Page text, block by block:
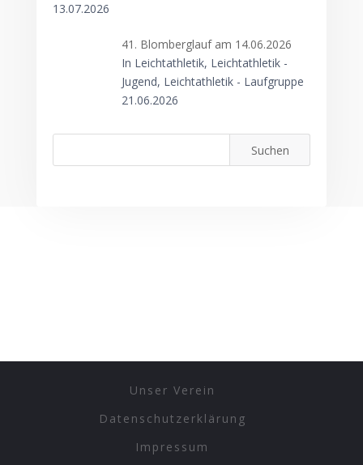
13.07.2026
41. Blomberglauf am 14.06.2026
In Leichtathletik, Leichtathletik -
Jugend, Leichtathletik - Laufgruppe
21.06.2026
Unser Verein
Datenschutzerklärung
Impressum